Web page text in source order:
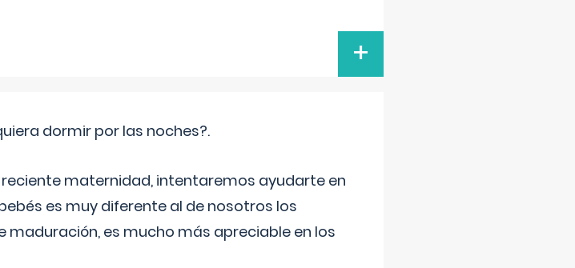
+
dormir por las noches?.
maternidad, intentaremos ayudarte en
es muy diferente al de nosotros los
maduración, es mucho más apreciable en los